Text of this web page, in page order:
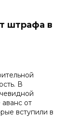
штрафа в
В
от
вступили в